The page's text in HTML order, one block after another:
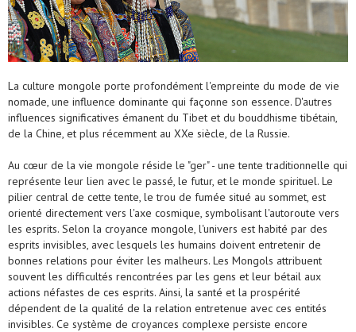
La culture mongole porte profondément l'empreinte du mode de vie
nomade, une influence dominante qui façonne son essence. D'autres
influences significatives émanent du Tibet et du bouddhisme tibétain,
de la Chine, et plus récemment au XXe siècle, de la Russie.
Au cœur de la vie mongole réside le "ger" - une tente traditionnelle qui
représente leur lien avec le passé, le futur, et le monde spirituel. Le
pilier central de cette tente, le trou de fumée situé au sommet, est
orienté directement vers l'axe cosmique, symbolisant l'autoroute vers
les esprits. Selon la croyance mongole, l'univers est habité par des
esprits invisibles, avec lesquels les humains doivent entretenir de
bonnes relations pour éviter les malheurs. Les Mongols attribuent
souvent les difficultés rencontrées par les gens et leur bétail aux
actions néfastes de ces esprits. Ainsi, la santé et la prospérité
dépendent de la qualité de la relation entretenue avec ces entités
invisibles. Ce système de croyances complexe persiste encore